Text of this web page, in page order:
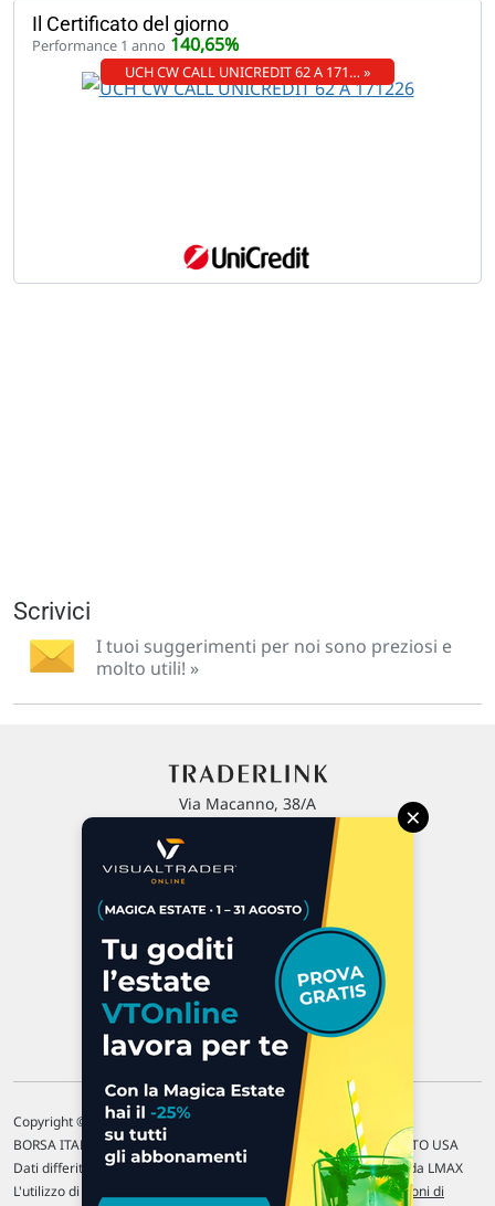
Il Certificato del giorno
Performance 1 anno 140,65%
UCH CW CALL UNICREDIT 62 A 171… »
Scrivici
I tuoi suggerimenti per noi sono preziosi e
molto utili! »
Via Macanno, 38/A
P.IVA 02 452 460 401
Chi siamo
Commenti e segnalazioni
Contattaci
Copyright © 1996-2026 Traderlink Italia s.r.l.
BORSA ITALIANA Quotazioni di borsa differite di 15 min. / MERCATO USA
Dati differiti di 15 min. (fonte Intrinio) / FOREX Quotazioni fornite da LMAX
L'utilizzo di questo sito implica l'accettazione delle nostre Condizioni di
×